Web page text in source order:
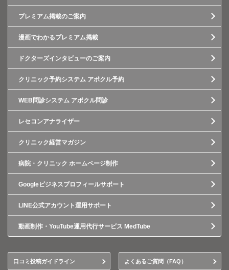
プレミアム掲載のご案内
漫画でわかるプレミアム掲載
ドクターズインタビューのご案内
クリニック予約システム アポクル予約
WEB問診システム アポクル問診
レセコンアナライザー
クリニック経営マガジン
病院・クリニック ホームページ制作
Googleビジネスプロフィールサポート
LINE公式アカウント運用サポート
動画制作・YouTube運用代行サービス MedTube
口コミ投稿ガイドライン よくあるご質問（FAQ）